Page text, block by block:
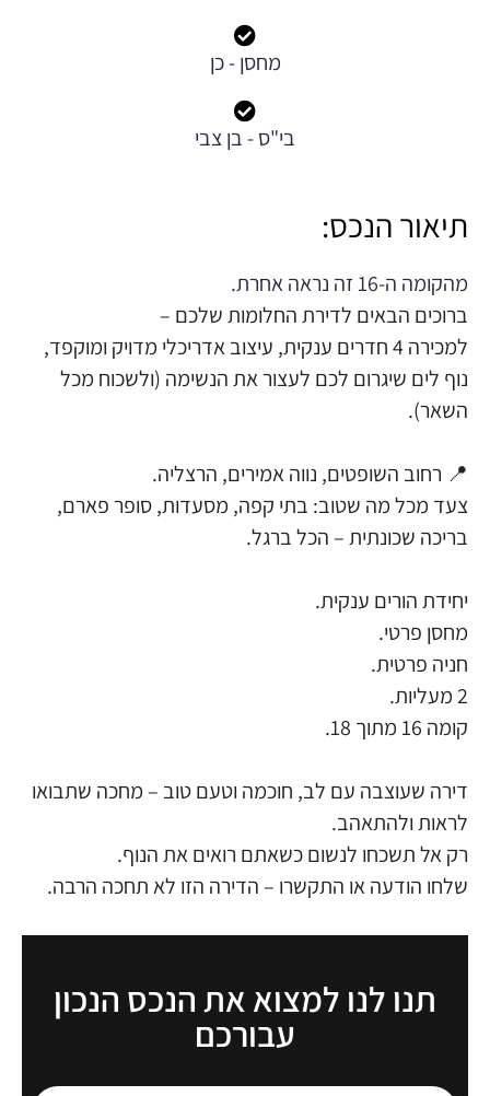
מחסן - כן
בי"ס - בן צבי
תיאור הנכס:
מהקומה ה-16 זה נראה אחרת.
ברוכים הבאים לדירת החלומות שלכם –
למכירה 4 חדרים ענקית, עיצוב אדריכלי מדויק ומוקפד,
נוף לים שיגרום לכם לעצור את הנשימה (ולשכוח מכל
השאר).
📍 רחוב השופטים, נווה אמירים, הרצליה.
צעד מכל מה שטוב: בתי קפה, מסעדות, סופר פארם,
בריכה שכונתית – הכל ברגל.
יחידת הורים ענקית.
מחסן פרטי.
חניה פרטית.
2 מעליות.
קומה 16 מתוך 18.
דירה שעוצבה עם לב, חוכמה וטעם טוב – מחכה שתבואו
לראות ולהתאהב.
רק אל תשכחו לנשום כשאתם רואים את הנוף.
שלחו הודעה או התקשרו – הדירה הזו לא תחכה הרבה.
תנו לנו למצוא את הנכס הנכון
עבורכם